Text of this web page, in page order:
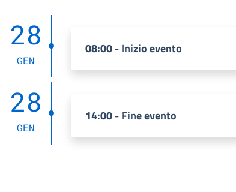
28
GEN
08:00 - Inizio evento
28
GEN
14:00 - Fine evento